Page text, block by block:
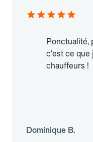
Ponctualité,
c'est ce que
chauffeurs !
Dominique B.